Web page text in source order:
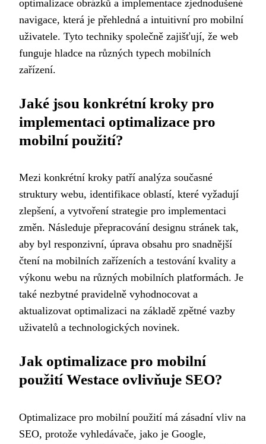
optimalizace obrázků a implementace zjednodušené
navigace, která je přehledná a intuitivní pro mobilní
uživatele. Tyto techniky společně zajišťují, že web
funguje hladce na různých typech mobilních
zařízení.
Jaké jsou konkrétní kroky pro
implementaci optimalizace pro
mobilní použití?
Mezi konkrétní kroky patří analýza současné
struktury webu, identifikace oblastí, které vyžadují
zlepšení, a vytvoření strategie pro implementaci
změn. Následuje přepracování designu stránek tak,
aby byl responzivní, úprava obsahu pro snadnější
čtení na mobilních zařízeních a testování kvality a
výkonu webu na různých mobilních platformách. Je
také nezbytné pravidelně vyhodnocovat a
aktualizovat optimalizaci na základě zpětné vazby
uživatelů a technologických novinek.
Jak optimalizace pro mobilní
použití Westace ovlivňuje SEO?
Optimalizace pro mobilní použití má zásadní vliv na
SEO, protože vyhledávače, jako je Google,